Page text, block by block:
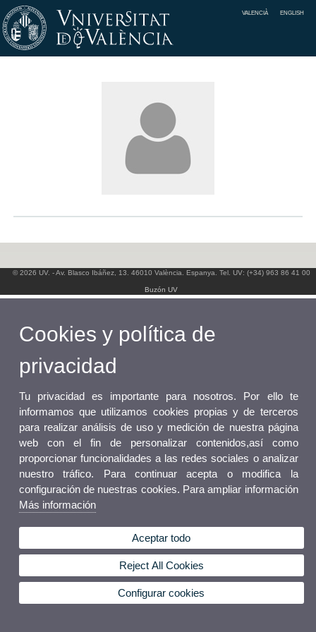
VALENCIÀ ENGLISH
© 2026 UV. - Av. Blasco Ibáñez, 13. 46010 València. Espanya. Tel. UV: (+34) 963 86 41 00
Buzón UV
Cookies y política de
privacidad
Tu privacidad es importante para nosotros. Por ello te
informamos que utilizamos cookies propias y de terceros
para realizar análisis de uso y medición de nuestra página
web con el fin de personalizar contenidos,así como
proporcionar funcionalidades a las redes sociales o analizar
nuestro tráfico. Para continuar acepta o modifica la
configuración de nuestras cookies. Para ampliar información
Más información
Aceptar todo
Reject All Cookies
Configurar cookies